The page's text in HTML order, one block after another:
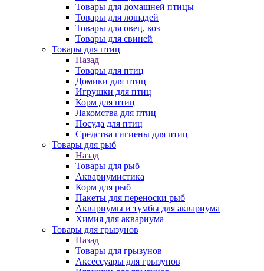
Товары для домашней птицы
Товары для лошадей
Товары для овец, коз
Товары для свиней
Товары для птиц
Назад
Товары для птиц
Домики для птиц
Игрушки для птиц
Корм для птиц
Лакомства для птиц
Посуда для птиц
Средства гигиены для птиц
Товары для рыб
Назад
Товары для рыб
Аквариумистика
Корм для рыб
Пакеты для переноски рыб
Аквариумы и тумбы для аквариума
Химия для аквариума
Товары для грызунов
Назад
Товары для грызунов
Аксессуары для грызунов